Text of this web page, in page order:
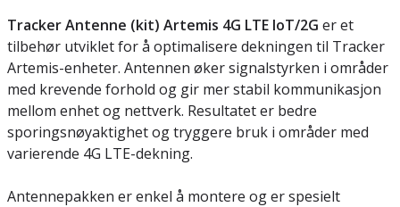
Tracker Antenne (kit) Artemis 4G LTE IoT/2G er et
tilbehør utviklet for å optimalisere dekningen til Tracker
Artemis-enheter. Antennen øker signalstyrken i områder
med krevende forhold og gir mer stabil kommunikasjon
mellom enhet og nettverk. Resultatet er bedre
sporingsnøyaktighet og tryggere bruk i områder med
varierende 4G LTE-dekning.
Antennepakken er enkel å montere og er spesielt